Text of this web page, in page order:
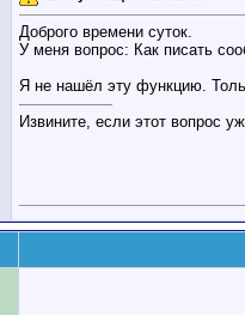
Доброго времени суток.
У меня вопрос: Как писать
Я не нашёл эту функцию.
——————
Извините, если этот вопрос